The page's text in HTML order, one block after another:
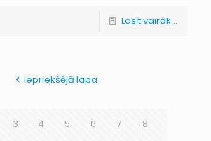
Lasīt vairāk...
Iepriekšējā lapa
3 4 5 6 7
8